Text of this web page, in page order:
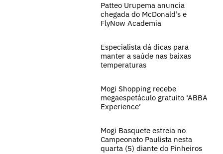
Patteo Urupema anuncia
chegada do McDonald’s e
FlyNow Academia
Especialista dá dicas para
manter a saúde nas baixas
temperaturas
Mogi Shopping recebe
megaespetáculo gratuito ‘ABBA
Experience’
Mogi Basquete estreia no
Campeonato Paulista nesta
quarta (5) diante do Pinheiros